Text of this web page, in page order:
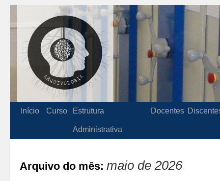
Início Curso Estrutura
Administrativa
Docentes
Arquivo do mês: maio de 2026